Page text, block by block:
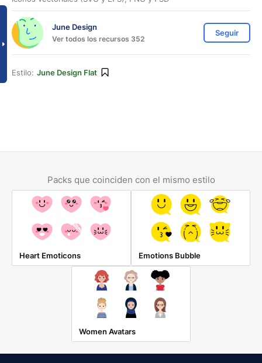
June Design
Ver todos los recursos 352
Seguir
Estilo: June Design Flat
Packs que coinciden con el mismo estilo
Heart Emoticons Emotions Bubble
Women Avatars